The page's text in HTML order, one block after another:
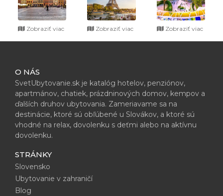
Zobraziť viac Zobraziť viac Zobraziť viac
O NÁS
SvetUbytovanie.sk je katalóg hotelov, penziónov,
apartmánov, chatiek, prázdninových domov, kempov a
ďalších druhov ubytovania. Zameriavame sa na
destinácie, ktoré sú obľúbené u Slovákov, a ktoré sú
vhodné na relax, dovolenku s deťmi alebo na aktívnu
dovolenku.
STRÁNKY
Slovensko
Ubytovanie v zahraničí
Blog